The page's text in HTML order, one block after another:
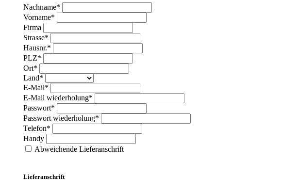
Nachname*
Vorname*
Firma
Strasse*
Hausnr.*
PLZ*
Ort*
Land*
E-Mail*
E-Mail wiederholung*
Passwort*
Passwort wiederholung*
Telefon*
Handy
Abweichende Lieferanschrift
Lieferanschrift